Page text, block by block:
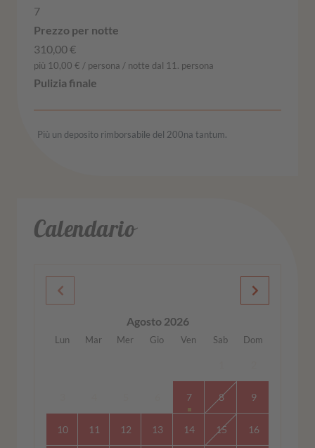
7
310,00 €
più 10,00 € / persona / notte dal 11. persona
Più un deposito rimborsabile del 200na tantum.
Calendario
Agosto 2026
Lun Mar Mer Gio Ven Sab Dom
7 8 9
10 11 12 13 14 15 16